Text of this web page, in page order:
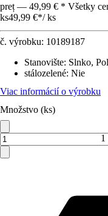
preț — 49,99 € * Všetky
ks49,99 €*/ ks
č. výrobku: 10189187
Stanovište: Slnko,
stálozelené: Nie
Viac informácií o výrobku
Množstvo (ks)
1